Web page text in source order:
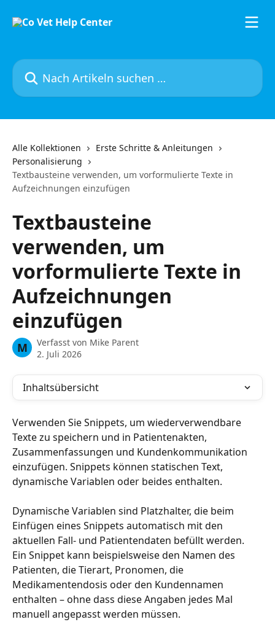
Nach Artikeln suchen …
Alle Kollektionen
Erste Schritte & Anleitungen
Personalisierung
Textbausteine verwenden, um vorformulierte Texte in
Aufzeichnungen einzufügen
Textbausteine
verwenden, um
vorformulierte Texte in
Aufzeichnungen
einzufügen
M Verfasst von Mike Parent
2. Juli 2026
Inhaltsübersicht
Verwenden Sie Snippets, um wiederverwendbare
Texte zu speichern und in Patientenakten,
Zusammenfassungen und Kundenkommunikation
einzufügen. Snippets können statischen Text,
dynamische Variablen oder beides enthalten.
Dynamische Variablen sind Platzhalter, die beim
Einfügen eines Snippets automatisch mit den
aktuellen Fall- und Patientendaten befüllt werden.
Ein Snippet kann beispielsweise den Namen des
Patienten, die Tierart, Pronomen, die
Medikamentendosis oder den Kundennamen
enthalten – ohne dass diese Angaben jedes Mal
manuell angepasst werden müssen.